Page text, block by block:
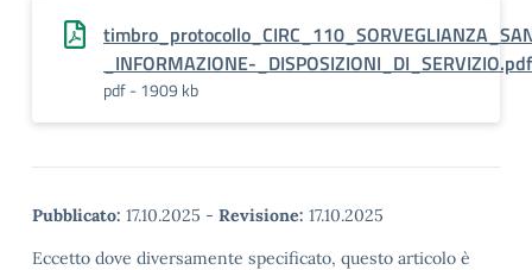
_INFORMAZIONE-
pdf - 1909 kb
Pubblicato: 17.10.2025 - Revisione: 17.10.2025
Eccetto dove diversamente specificato, questo articolo è